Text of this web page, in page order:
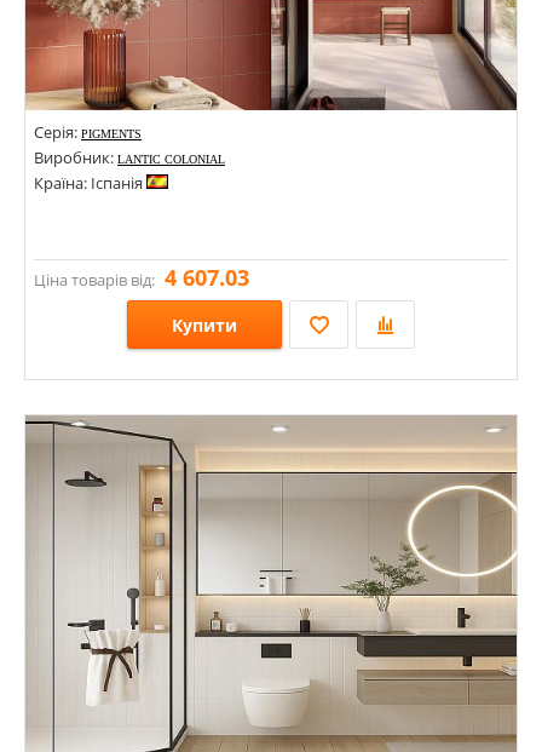
Серія: PIGMENTS
Виробник: LANTIC COLONIAL
Країна: Іспанія
Ціна товарів від: 4 607.03
Купити
Розміри: 147х297х8,5; 147х147х8,5; 297х297х8,5;
Стилі: Моноколор;